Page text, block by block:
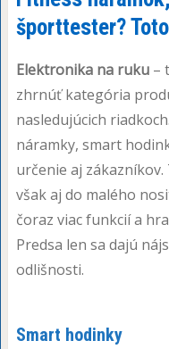
športtester?
Elektronika na ruku–
zhrnúť kategória
nasledujúcich
náramky, smart
určenie aj
však aj do malého
čoraz viac funkcií a
Predsa len sa dajú
odlišnosti.
Smart hodinky